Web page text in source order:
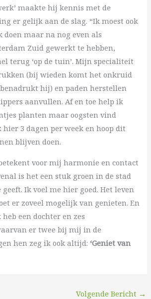
maakte hij kennis met de
er gelijk aan de slag. “Ik moest ook
doen maar na nog even als
Zuid gewerkt te hebben,
terug ‘op de tuin’. Mijn specialiteit
(bij wieden komt het onkruid
hij) en paden herstellen
aanvullen. Af en toe help ik
planten maar oogsten vind
3 dagen per week en hoop dit
blijven doen.
voor mij harmonie en contact
is het een stuk groen in de stad
Ik voel me hier goed. Het leven
er zoveel mogelijk van genieten. En
een dochter en zes
er twee bij mij in de
hen zeg ik ook altijd: ‘Geniet van
Volgende Bericht →